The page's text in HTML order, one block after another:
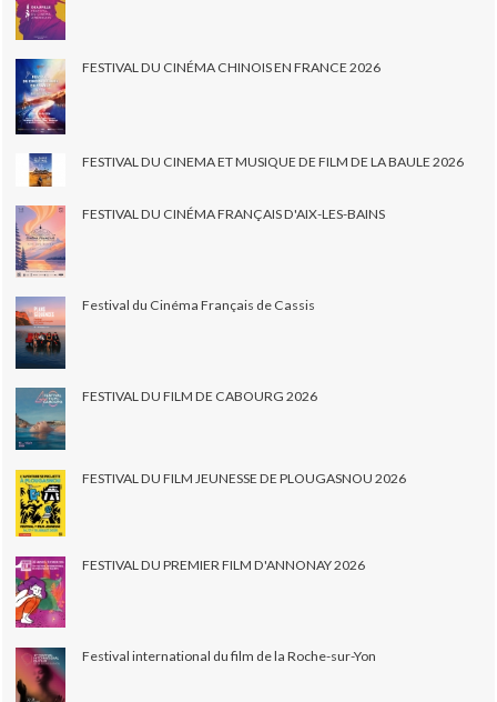
FESTIVAL DU CINÉMA CHINOIS EN FRANCE 2026
FESTIVAL DU CINEMA ET MUSIQUE DE FILM DE LA BAULE 2026
FESTIVAL DU CINÉMA FRANÇAIS D'AIX-LES-BAINS
Festival du Cinéma Français de Cassis
FESTIVAL DU FILM DE CABOURG 2026
FESTIVAL DU FILM JEUNESSE DE PLOUGASNOU 2026
FESTIVAL DU PREMIER FILM D'ANNONAY 2026
Festival international du film de la Roche-sur-Yon